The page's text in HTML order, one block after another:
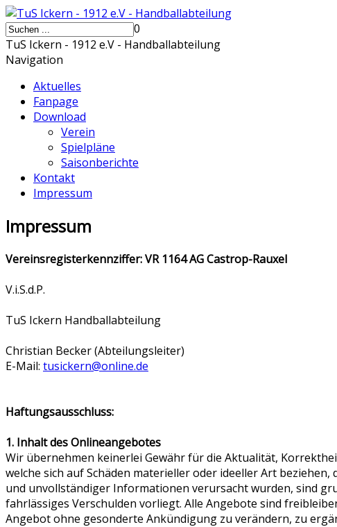
0
TuS Ickern - 1912 e.V - Handballabteilung
Navigation
Aktuelles
Fanpage
Download
Verein
Spielpläne
Saisonberichte
Kontakt
Impressum
Impressum
Vereinsregisterkennziffer: VR 1164 AG Castrop-Rauxel
V.i.S.d.P.
TuS Ickern Handballabteilung
Christian Becker (Abteilungsleiter)
E-Mail: tusickern@online.de
Haftungsausschluss:
1. Inhalt des Onlineangebotes
Wir übernehmen keinerlei Gewähr für die Aktualität,
welche sich auf Schäden materieller oder ideeller Art
und unvollständiger Informationen verursacht wurden, sind
fahrlässiges Verschulden vorliegt. Alle Angebote sind
Angebot ohne gesonderte Ankündigung zu verändern, zu